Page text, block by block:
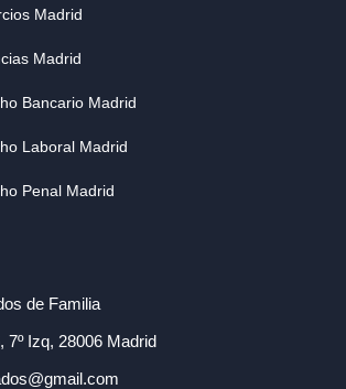
Madrid
Madrid
Bancario Madrid
Laboral Madrid
Penal Madrid
de Familia
7º Izq, 28006 Madrid